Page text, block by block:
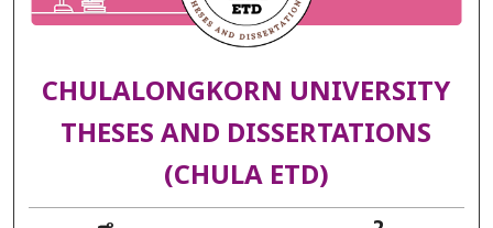
CHULALONGKORN UNIVERSITY
THESES AND DISSERTATIONS
(CHULA ETD)